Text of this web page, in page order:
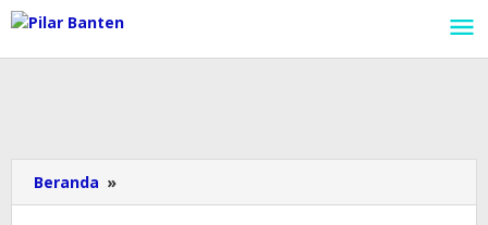
Lewati
ke
konten
Beranda »
WH